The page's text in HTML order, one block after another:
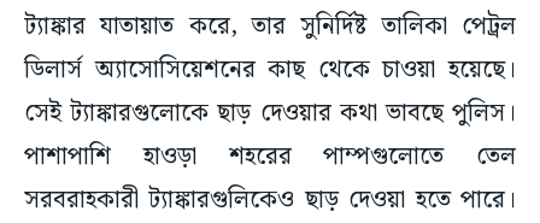
ট্যাঙ্কার যাতায়াত করে, তার সুনির্দিষ্ট তালিকা পেট্রল
ডিলার্স অ্যাসোসিয়েশনের কাছ থেকে চাওয়া হয়েছে।
সেই ট্যাঙ্কারগুলোকে ছাড় দেওয়ার কথা ভাবছে পুলিস।
পাশাপাশি হাওড়া শহরের পাম্পগুলোতে তেল
সরবরাহকারী ট্যাঙ্কারগুলিকেও ছাড় দেওয়া হতে পারে।